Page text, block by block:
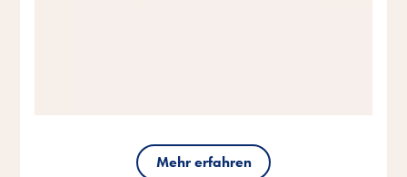
Mehr erfahren